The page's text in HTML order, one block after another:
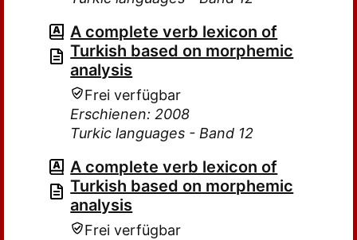
A complete verb lexicon of
Turkish based on morphemic
analysis
Frei verfügbar
Erschienen: 2008
Turkic languages - Band 12
A complete verb lexicon of
Turkish based on morphemic
analysis
Frei verfügbar